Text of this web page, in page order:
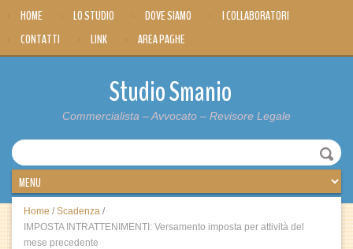
HOME LO STUDIO DOVE SIAMO
I COLLABORATORI
CONTATTI
LINK AREA PAGHE
Studio Smanio
Commercialista – Avvocato – Revisore Legale
Home / Scadenza /
IMPOSTA INTRATTENIMENTI: Versamento imposta per attività del
mese precedente